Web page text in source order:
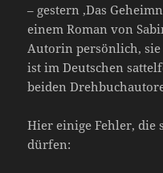
– gestern ‚Das
einem Roman von
Autorin persönlich,
ist im Deutschen
beiden
Hier einige Fehler, die
dürfen: